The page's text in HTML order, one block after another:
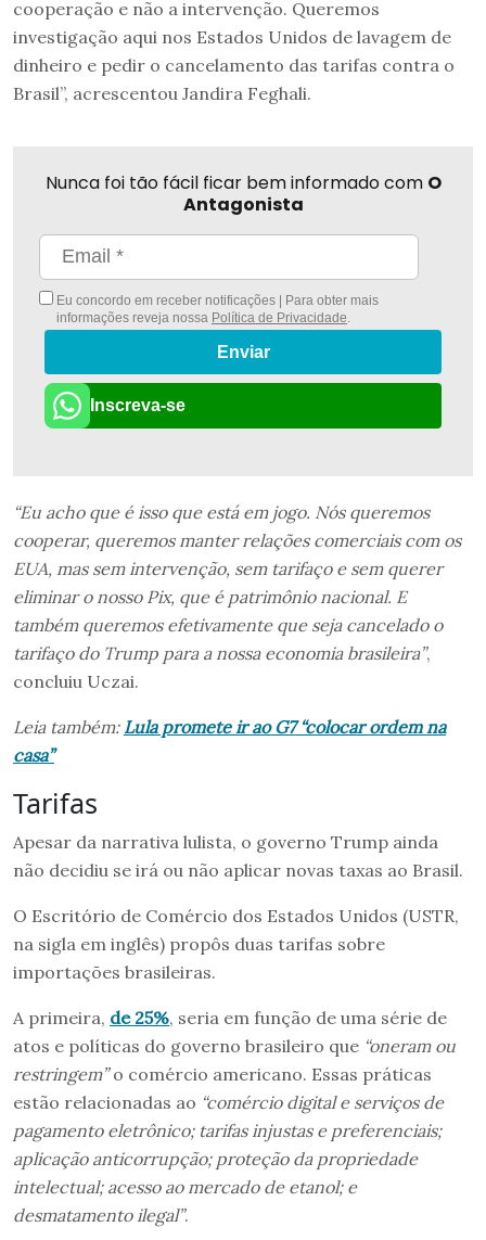
cooperação e não a intervenção. Queremos
investigação aqui nos Estados Unidos de lavagem de
dinheiro e pedir o cancelamento das tarifas contra o
Brasil”, acrescentou Jandira Feghali.
Nunca foi tão fácil ficar bem informado com O
Antagonista
Eu concordo em receber notificações | Para obter mais
informações reveja nossa Política de Privacidade
Enviar
Inscreva-se
“Eu acho que é isso que está em jogo. Nós queremos
cooperar, queremos manter relações comerciais com os
EUA, mas sem intervenção, sem tarifaço e sem querer
eliminar o nosso Pix, que é patrimônio nacional. E
também queremos efetivamente que seja cancelado o
tarifaço do Trump para a nossa economia brasileira”,
concluiu Uczai.
Leia também: Lula promete ir ao G7 “colocar ordem na
casa”
Tarifas
Apesar da narrativa lulista, o governo Trump ainda
não decidiu se irá ou não aplicar novas taxas ao Brasil.
O Escritório de Comércio dos Estados Unidos (USTR,
na sigla em inglês) propôs duas tarifas sobre
importações brasileiras.
A primeira, de 25%, seria em função de uma série de
atos e políticas do governo brasileiro que “oneram ou
restringem”o comércio americano. Essas práticas
estão relacionadas ao “comércio digital e serviços de
pagamento eletrônico; tarifas injustas e preferenciais;
aplicação anticorrupção; proteção da propriedade
intelectual; acesso ao mercado de etanol; e
desmatamento ilegal”.